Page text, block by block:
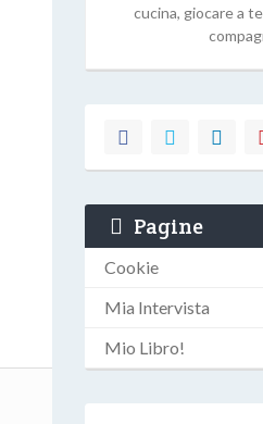
cucina, giocare a
Pagine
Cookie
Mia Intervista
Mio Libro!